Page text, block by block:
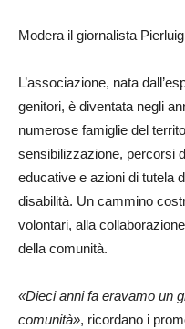
Modera il giornalista
L’associazione, nata
genitori, è diventata negli
numerose famiglie del
sensibilizzazione, percorsi
educative e azioni di tutela
disabilità. Un cammino
volontari, alla
della comunità.
«Dieci anni fa eravamo un
comunità», ricordano i